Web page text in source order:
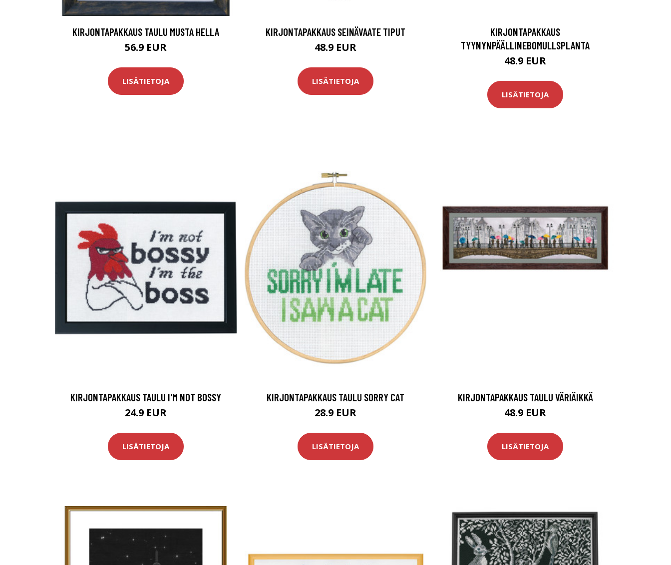
KIRJONTAPAKKAUS TAULU MUSTA HELLA
56.9 EUR
LISÄTIETOJA
KIRJONTAPAKKAUS SEINÄVAATE TIPUT
48.9 EUR
LISÄTIETOJA
KIRJONTAPAKKAUS
TYYNYNPÄÄLLINEBOMULLSPLANTA
48.9 EUR
LISÄTIETOJA
KIRJONTAPAKKAUS TAULU I'M NOT BOSSY
24.9 EUR
LISÄTIETOJA
KIRJONTAPAKKAUS TAULU SORRY CAT
28.9 EUR
LISÄTIETOJA
KIRJONTAPAKKAUS TAULU VÄRIÄIKKÄ
48.9 EUR
LISÄTIETOJA